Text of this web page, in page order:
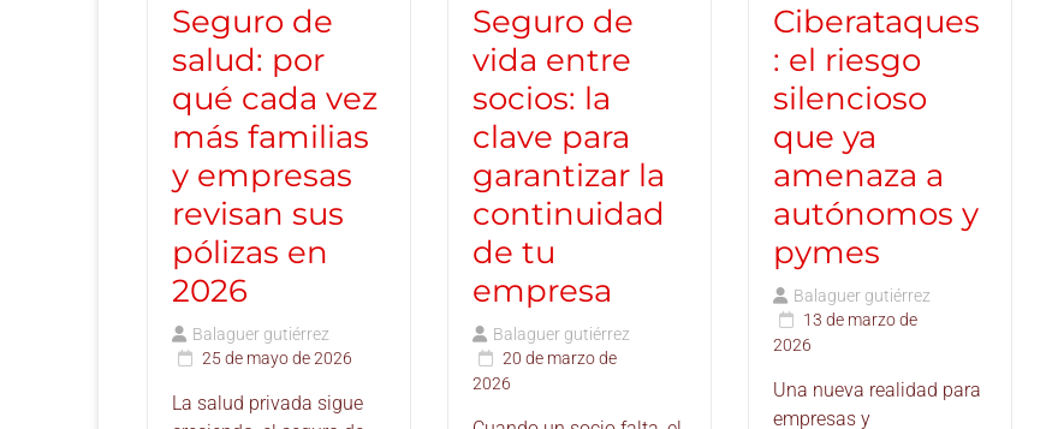
Seguro de
salud: por
qué cada vez
más familias
y empresas
revisan sus
pólizas en
2026
Balaguer gutiérrez
25 de mayo de 2026
La salud privada sigue
Seguro de
vida entre
socios: la
clave para
garantizar la
continuidad
de tu
empresa
Balaguer gutiérrez
20 de marzo de
2026
Ciberataques
: el riesgo
silencioso
que ya
amenaza a
autónomos y
pymes
Balaguer gutiérrez
13 de marzo de
2026
Una nueva realidad para
empresas y